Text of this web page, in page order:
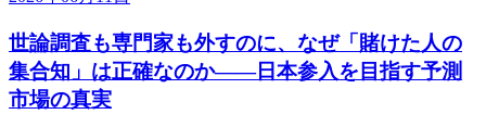
世論調査も専門家も外すのに、なぜ「賭けた人の
集合知」は正確なのか——日本参入を目指す予測
市場の真実